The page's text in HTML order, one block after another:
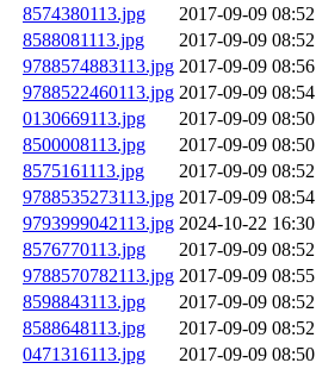
8574380113.jpg
2017-09-09 08:52
8588081113.jpg
2017-09-09 08:52
9788574883113.jpg 2017-09-09 08:56
9788522460113.jpg 2017-09-09 08:54
0130669113.jpg
2017-09-09 08:50
8500008113.jpg
2017-09-09 08:50
8575161113.jpg
2017-09-09 08:52
9788535273113.jpg 2017-09-09 08:54
9793999042113.jpg 2024-10-22 16:30
8576770113.jpg
2017-09-09 08:52
9788570782113.jpg 2017-09-09 08:55
8598843113.jpg
2017-09-09 08:52
8588648113.jpg
2017-09-09 08:52
0471316113.jpg
2017-09-09 08:50